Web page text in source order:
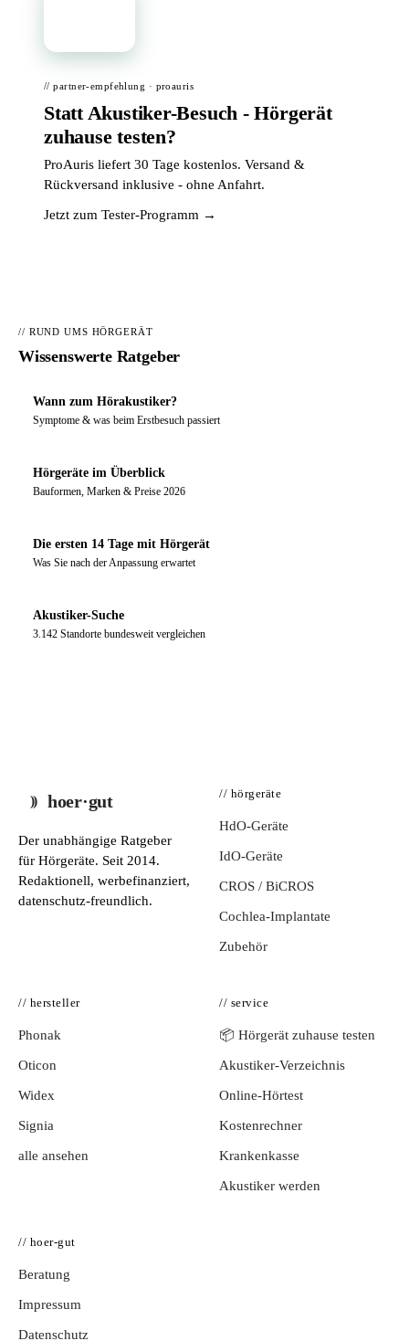
// partner-empfehlung · proauris
Statt Akustiker-Besuch - Hörgerät
zuhause testen?
ProAuris liefert 30 Tage kostenlos. Versand &
Rückversand inklusive - ohne Anfahrt.
Jetzt zum Tester-Programm →
// RUND UMS HÖRGERÄT
Wissenswerte Ratgeber
Wann zum Hörakustiker?
Symptome & was beim Erstbesuch passiert
Hörgeräte im Überblick
Bauformen, Marken & Preise 2026
Die ersten 14 Tage mit Hörgerät
Was Sie nach der Anpassung erwartet
Akustiker-Suche
3.142 Standorte bundesweit vergleichen
hoer·gut
Der unabhängige Ratgeber
für Hörgeräte. Seit 2014.
Redaktionell, werbefinanziert,
datenschutz-freundlich.
// hörgeräte
HdO-Geräte
IdO-Geräte
CROS / BiCROS
Cochlea-Implantate
Zubehör
// hersteller
Phonak
Oticon
Widex
Signia
alle ansehen
// service
📦 Hörgerät zuhause testen
Akustiker-Verzeichnis
Online-Hörtest
Kostenrechner
Krankenkasse
Akustiker werden
// hoer-gut
Beratung
Impressum
Datenschutz